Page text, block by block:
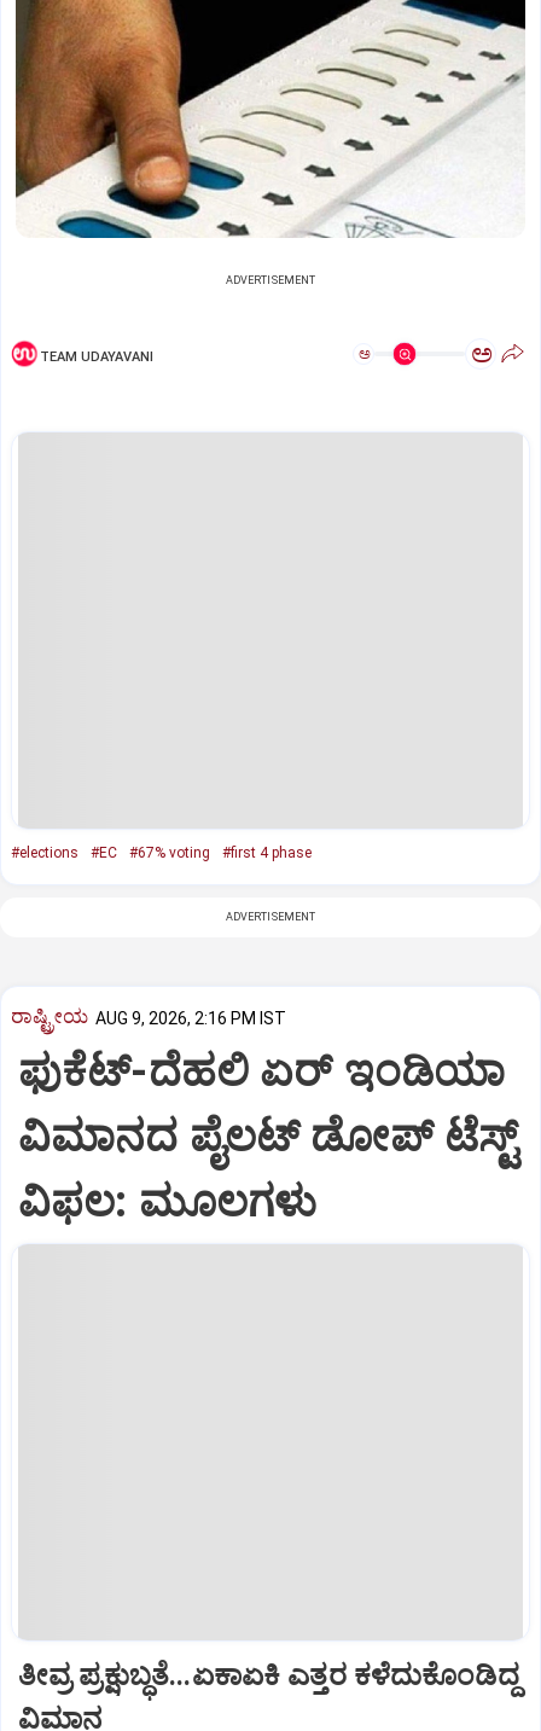
ADVERTISEMENT
TEAM UDAYAVANI ಅ ಅ
#elections #EC #67% voting #first 4 phase
ADVERTISEMENT
ರಾಷ್ಟ್ರೀಯ AUG 9, 2026, 2:16 PM IST
ಫುಕೆಟ್‌-ದೆಹಲಿ ಏರ್‌ ಇಂಡಿಯಾ
ವಿಮಾನದ ಪೈಲಟ್‌ ಡೋಪ್‌ ಟೆಸ್ಟ್‌
ವಿಫಲ: ಮೂಲಗಳು
ತೀವ್ರ ಪ್ರಕ್ಷುಬ್ಧತೆ...ಏಕಾಏಕಿ ಎತ್ತರ ಕಳೆದುಕೊಂಡಿದ್ದ
ವಿಮಾನ